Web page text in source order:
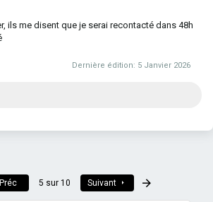
ils me disent que je serai recontacté dans 48h
Dernière édition: 5 Janvier 2026
Préc 5 sur 10 Suivant